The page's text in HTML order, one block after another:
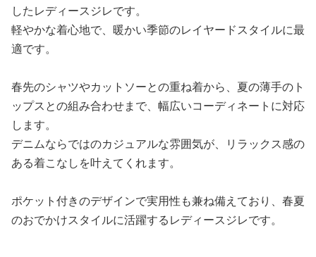
したレディースジレです。
軽やかな着心地で、暖かい季節のレイヤードスタイルに最
適です。
春先のシャツやカットソーとの重ね着から、夏の薄手のト
ップスとの組み合わせまで、幅広いコーディネートに対応
します。
デニムならではのカジュアルな雰囲気が、リラックス感の
ある着こなしを叶えてくれます。
ポケット付きのデザインで実用性も兼ね備えており、春夏
のおでかけスタイルに活躍するレディースジレです。